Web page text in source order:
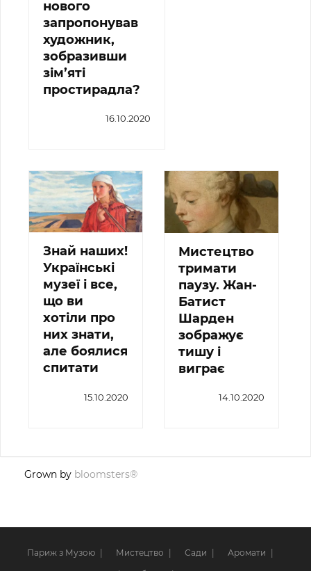
нового
запропонував
художник,
зобразивши
зім’яті
простирадла?
16.10.2020
Знай наших!
Українські
музеї і все,
що ви
хотіли про
них знати,
але боялися
спитати
15.10.2020
Мистецтво
тримати
паузу. Жан-
Батист
Шарден
зображує
тишу і
виграє
14.10.2020
Grown by bloomsters®
Париж з Музою Мистецтво Сади Аромати